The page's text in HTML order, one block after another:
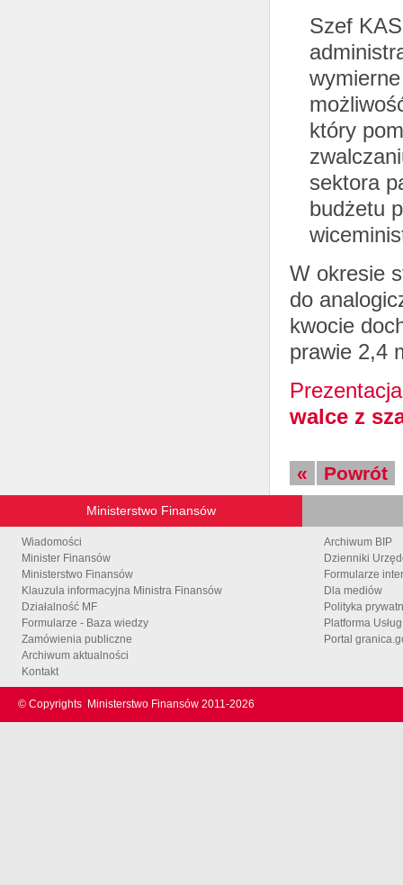
Szef
który
sektora
budżetu
W okresie
do
kwocie
prawie 2,4
walce z
« Powrót
Ministerstwo Finansów
Wiadomości
Minister Finansów
Ministerstwo Finansów
Klauzula informacyjna Ministra Finansów
Działalność MF
Formularze - Baza wiedzy
Zamówienia publiczne
Archiwum aktualności
Kontakt
Archiwum BIP
Dzienniki
Formularze
Dla mediów
Polityka
Platforma
Portal
© Copyrights Ministerstwo Finansów 2011-2026